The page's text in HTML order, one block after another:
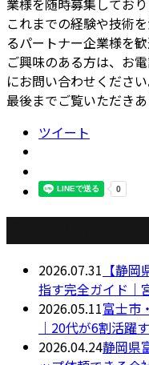
業様を随時募集しており
これまでの経験や技術
るパートナー企業様を歓
ご興味のある方は、お
にお問い合わせください
最後までご覧いただき
ツイート
2026.07.31 【静
指す完全ガイド｜
2026.05.11富士市
｜20代が6割活躍
2026.04.24静岡県